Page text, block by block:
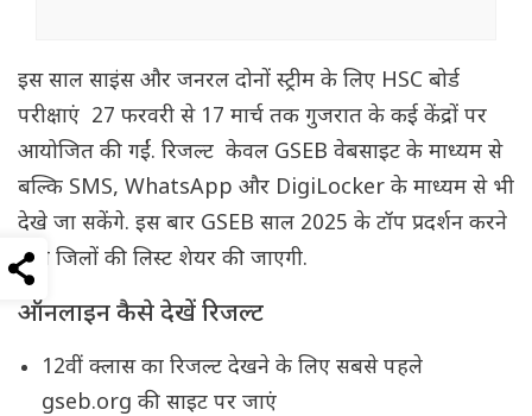
इस साल साइंस और जनरल दोनों स्ट्रीम के लिए HSC बोर्ड
परीक्षाएं 27 फरवरी से 17 मार्च तक गुजरात के कई केंद्रों पर
आयोजित की गईं. रिजल्ट केवल GSEB वेबसाइट के माध्यम से
बल्कि SMS, WhatsApp और DigiLocker के माध्यम से भी
देखे जा सकेंगे. इस बार GSEB साल 2025 के टॉप प्रदर्शन करने
वाले जिलों की लिस्ट शेयर की जाएगी.
ऑनलाइन कैसे देखें रिजल्ट
12वीं क्लास का रिजल्ट देखने के लिए सबसे पहले
gseb.org की साइट पर जाएं